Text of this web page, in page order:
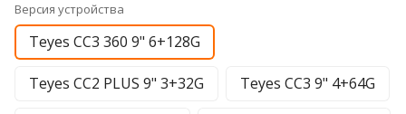
Версия устройства
Teyes CC3 360 9" 6+128G
Teyes CC2 PLUS 9" 3+32G Teyes CC3 9" 4+64G